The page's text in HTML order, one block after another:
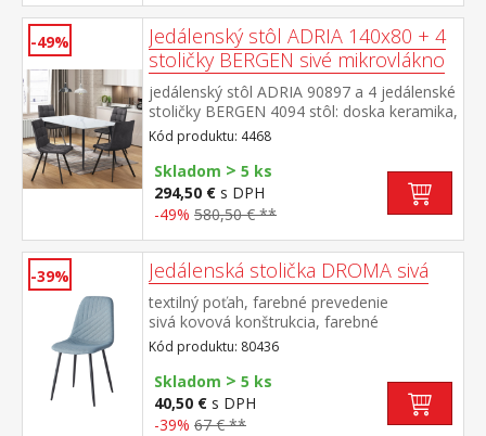
stoličky 51 cm rozmer stola (š/h/v) 140 × 70
× 75 cm rozmer stoličky (š/h/v) 45 × 53 × 88
cm
-49%
Jedálenský stôl ADRIA 140x80 + 4
stoličky BERGEN sivé mikrovlákno
jedálenský stôl ADRIA 90897 a 4 jedálenské
stoličky BERGEN 4094 stôl: doska keramika,
farebné prevedenie imitácia
mramoru kovová konštrukcia, farebné
prevedenie čierna stolička: poťah brúsená
koža – imitácia mikrovlákno, farebné
prevedenie antracitová kovová konštrukcia,
farebné prevedenie čierna výška sedu
stoličky 51 cm rozmer stola (š/h/v) 140 × 70
× 75 cm rozmer stoličky (š/h/v) 45 × 53 × 88
cm
Kód produktu: 4468
Skladom > 5 ks
294,50 € s DPH
-49% 580,50 € **
-39% Jedálenská stolička DROMA sivá
textilný poťah, farebné prevedenie
sivá kovová konštrukcia, farebné
prevedenie čierna výška sedu 47
cm odporúčaná nosnosť do 120 kg
Kód produktu: 80436
Skladom > 5 ks
40,50 € s DPH
-39% 67 € **